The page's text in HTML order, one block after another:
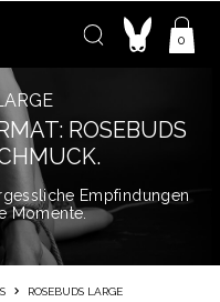
0
ROSEBUDS L
Empfindungen
Momente.
ROSEBUDS LARGE